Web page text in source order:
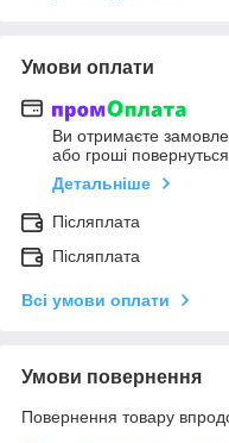
Умови оплати
Ви отримаєте
або гроші
Детальніше
Післяплата
Післяплата
Всі умови оплати
Умови повернення
Повернення товару